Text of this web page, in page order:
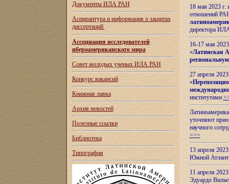
Документы ИЛА РАН
Аспирантура и информация о защитах
диссертаций
Ассоциация исследователей
ибероамериканского мира
Совет молодых ученых ИЛА РАН
Конкурс вакансий
Книжная лавка
Архив новостей
Полезные ссылки
Библиотека
Типография
18 мая 2023
отношений
директора
16-17 мая
«Латинская
27 апреля
«
институтами
уточняют
научного
>>>
13 апреля
Южной
11 апреля
Эдуардо